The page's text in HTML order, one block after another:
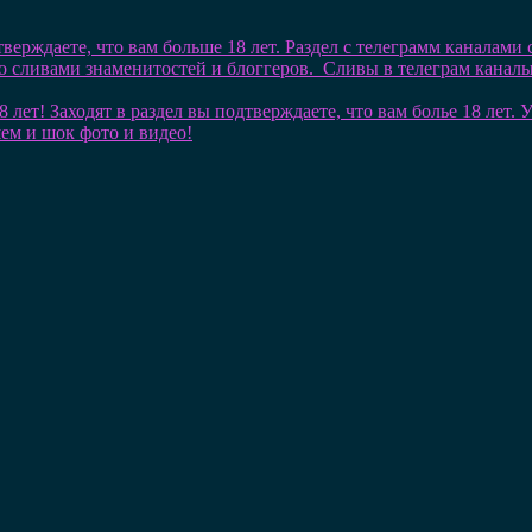
что вам больше 18 лет. Раздел с телеграмм
знаменитостей и блоггеров. Сливы в телеграм
Заходят в раздел вы подтверждаете, что вам болье 18
и шок фото и видео!